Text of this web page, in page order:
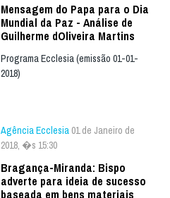
Mensagem do Papa para o Dia
Mundial da Paz - Análise de
Guilherme dOliveira Martins
Programa Ecclesia (emissão 01-01-
2018)
Agência Ecclesia 01 de Janeiro de
2018, �s 15:30
Bragança-Miranda: Bispo
adverte para ideia de sucesso
baseada em bens materiais